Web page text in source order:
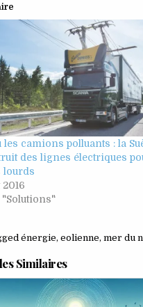
les camions polluants : la
des lignes électriques
lourds
2016
"Solutions"
énergie,eolienne,mer du
Similaires